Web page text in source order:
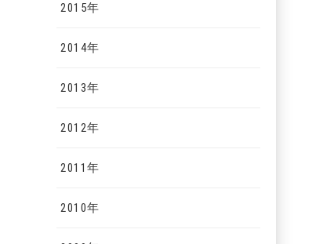
2015年
2014年
2013年
2012年
2011年
2010年